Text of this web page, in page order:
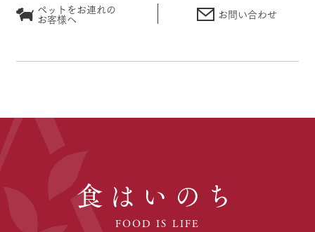
ペットをお連れの
お客様へ お問い合わせ
食はいのち
FOOD IS LIFE